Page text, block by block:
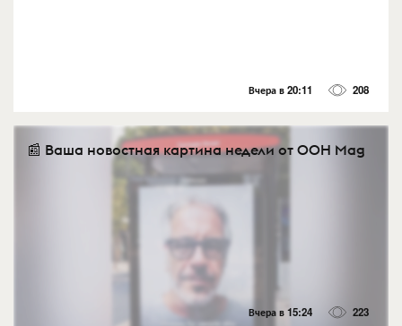
Вчера в 20:11 208
📰 Ваша новостная картина недели от OOH Mag
Вчера в 15:24 223